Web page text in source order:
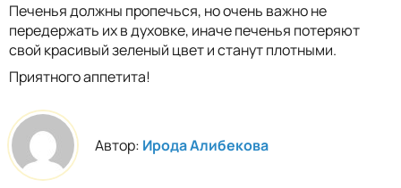
Печенья должны пропечься, но очень важно не
передержать их в духовке, иначе печенья потеряют
свой красивый зеленый цвет и станут плотными.
Приятного аппетита!
Автор: Ирода Алибекова